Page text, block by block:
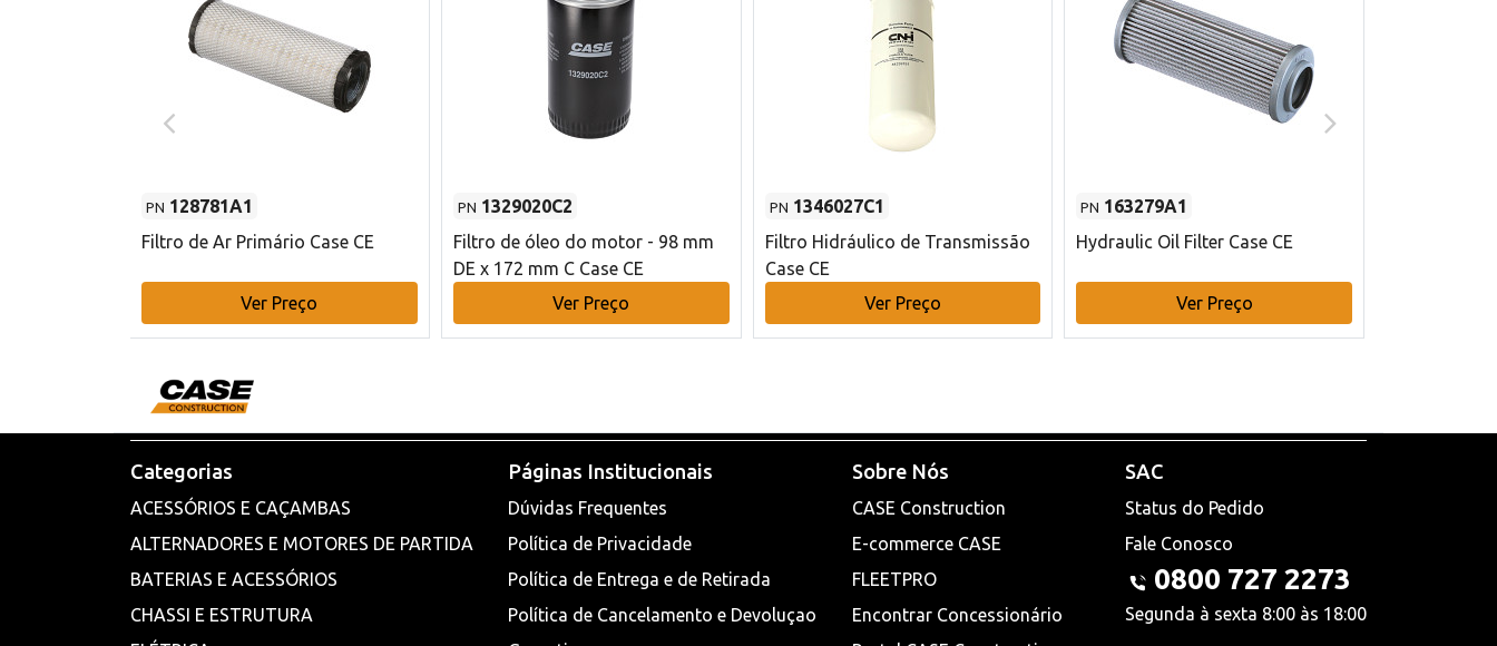
PN 128781A1
Filtro de Ar Primário Case CE
Ver Preço
PN 1329020C2
Filtro de óleo do motor - 98 mm
DE x 172 mm C Case CE
Ver Preço
PN 1346027C1
Filtro Hidráulico de Transmissão
Case CE
Ver Preço
PN 163279A1
Hydraulic Oil Filter Case CE
Ver Preço
Categorias
ACESSÓRIOS E CAÇAMBAS
ALTERNADORES E MOTORES DE PARTIDA
BATERIAS E ACESSÓRIOS
CHASSI E ESTRUTURA
Páginas Institucionais
Dúvidas Frequentes
Política de Privacidade
Política de Entrega e de Retirada
Política de Cancelamento e Devoluçao
Sobre Nós
CASE Construction
E-commerce CASE
FLEETPRO
Encontrar Concessionário
SAC
Status do Pedido
Fale Conosco
0800 727 2273
Segunda à sexta 8:00 às 18:00